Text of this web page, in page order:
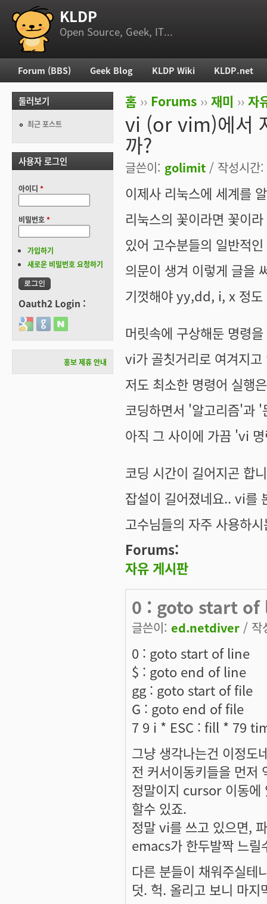
부 메뉴 KLDP
Open Source, Geek, IT...
현재 위치
홈 ›› Forums ›› 재미 ›› 자
vi (or vim)에서
까?
글쓴이: golimit / 작성시
이제사 리눅스에 세계를
리눅스의 꽃이라면 꽃이
있어 고수분들의 일반적
의문이 생겨 이렇게 글을
기껏해야 yy,dd, i, x 정도
머릿속에 구상해둔 명령
vi가 골칫거리로 여겨지고
저도 최소한 명령어 실행
코딩하면서 '알고리즘'과
아직 그 사이에 가끔 'vi
코딩 시간이 길어지곤 합
잡설이 길어졌네요.. vi를
고수님들의 자주 사용하
Forums:
자유 게시판
0 : goto start
글쓴이: ed.netdiver / 작
0 : goto start of line
$ : goto end of line
gg : goto start of file
G : goto end of file
7 9 i * ESC : fill * 79
그냥 생각나는건 이정도
전 커서이동키들을 먼저
정말이지 cursor 이동에
할수 있죠.
정말 vi를 쓰고 있으면,
emacs가 한두발짝 느릴
다른 분들이 채워주실
덧. 헉. 올리고 보니 마
주 메뉴
Forum (BBS) Geek Blog KLDP Wiki KLDP.net
둘러보기
최근 포스트
사용자 로그인
아이디 *
비밀번호*
가입하기
새로운 비밀번호 요청하기
Oauth2 Login :
Login with Google
Login with GitHub
Login with Naver
홍보 제휴 안내